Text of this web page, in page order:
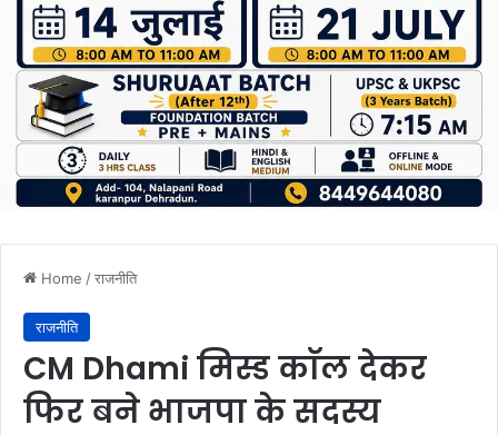
Home /राजनीति
राजनीति
CM Dhami मिस्ड काॅल देकर
फिर बने भाजपा के सदस्य